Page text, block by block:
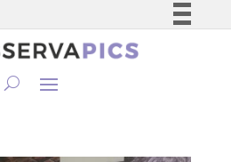
Simplifique!